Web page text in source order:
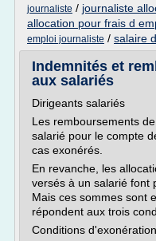
journaliste / journaliste
allocation pour frais d
emploi journaliste / salaire
Indemnités et
aux salariés
Dirigeants salariés
Les remboursements
salarié pour le compte
cas exonérés.
En revanche, les
versés à un salarié font
Mais ces sommes sont
répondent aux trois
Conditions d'exonération